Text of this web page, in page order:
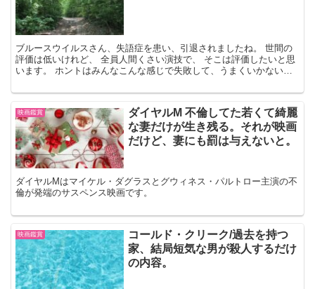
ブルースウイルスさん、失語症を患い、引退されましたね。 世間の
評価は低いけれど、 全員人間くさい演技で、 そこは評価したいと思
います。 ホントはみんなこんな感じで失敗して、うまくいかないの
映画鑑賞
ダイヤルM 不倫してた若くて綺麗
な妻だけが生き残る。それが映画
だけど、妻にも罰は与えないと。
ダイヤルMはマイケル・ダグラスとグウィネス・パルトロー主演の不
倫が発端のサスペンス映画です。
映画鑑賞
コールド・クリーク/過去を持つ
家、結局短気な男が殺人するだけ
の内容。